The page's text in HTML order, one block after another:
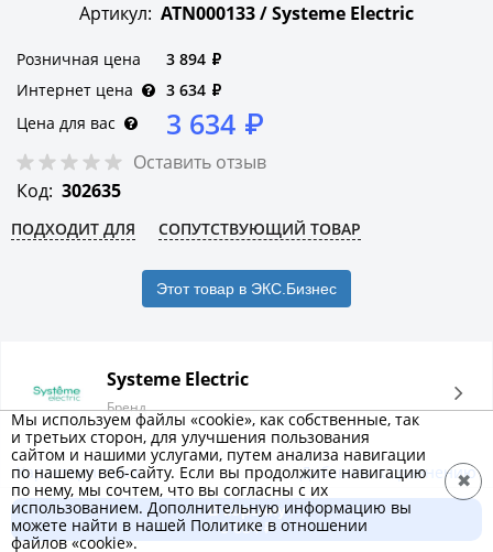
Артикул: ATN000133 /Systeme Electric
Розничная цена 3 894 ₽
Интернет цена
3 634 ₽
Цена для вас
3 634 ₽
Оставить отзыв
Код: 302635
ПОДХОДИТ ДЛЯ СОПУТСТВУЮЩИЙ ТОВАР
Этот товар в ЭКС.Бизнес
Systeme Electric
Бренд
Характеристики Добавить к сравнению
Описание товара
В корзину
3 634 ₽
Мы используем файлы «cookie», как собственные, так
и третьих сторон, для улучшения пользования
сайтом и нашими услугами, путем анализа навигации
по нашему веб-сайту. Если вы продолжите навигацию
по нему, мы сочтем, что вы согласны с их
использованием. Дополнительную информацию вы
можете найти в нашей Политике в отношении
файлов «cookie».
✖